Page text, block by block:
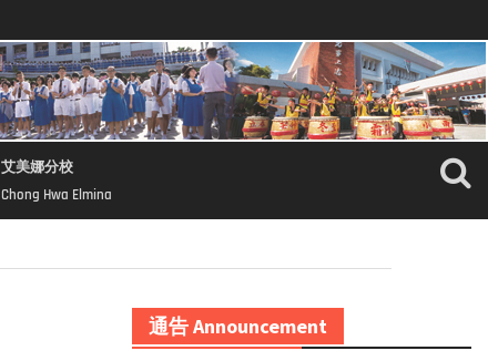
艾美娜分校
Chong Hwa Elmina
通告 Announcement